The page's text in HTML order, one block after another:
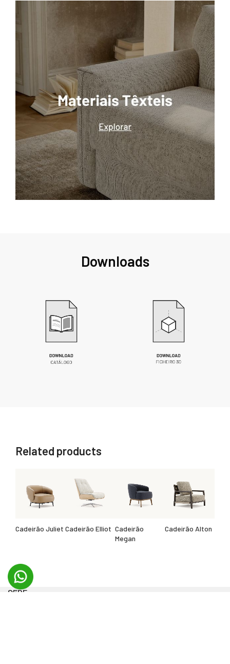
Downloads
Related products
Cadeirão Juliet Cadeirão Elliot Cadeirão
Megan
Cadeirão Alton
SEDE